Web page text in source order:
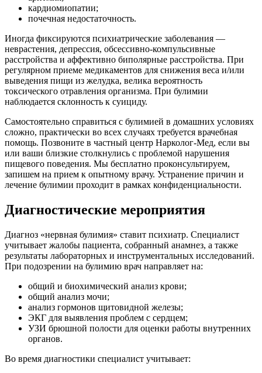
кардиомиопатии;
почечная недостаточность.
Иногда фиксируются психиатрические заболевания —
неврастения, депрессия, обсессивно-компульсивные
расстройства и аффективно биполярные расстройства. При
регулярном приеме медикаментов для снижения веса и/или
выведения пищи из желудка, велика вероятность
токсического отравления организма. При булимии
наблюдается склонность к суициду.
Самостоятельно справиться с булимией в домашних условиях
сложно, практически во всех случаях требуется врачебная
помощь. Позвоните в частный центр Нарколог-Мед, если вы
или ваши близкие столкнулись с проблемой нарушения
пищевого поведения. Мы бесплатно проконсультируем,
запишем на прием к опытному врачу. Устранение причин и
лечение булимии проходит в рамках конфиденциальности.
Диагностические мероприятия
Диагноз «нервная булимия» ставит психиатр. Специалист
учитывает жалобы пациента, собранный анамнез, а также
результаты лабораторных и инструментальных исследований.
При подозрении на булимию врач направляет на:
общий и биохимический анализ крови;
общий анализ мочи;
анализ гормонов щитовидной железы;
ЭКГ для выявления проблем с сердцем;
УЗИ брюшной полости для оценки работы внутренних
органов.
Во время диагностики специалист учитывает: